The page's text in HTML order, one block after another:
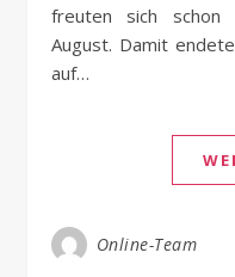
freuten sich schon
August. Damit
auf…
Online-Team